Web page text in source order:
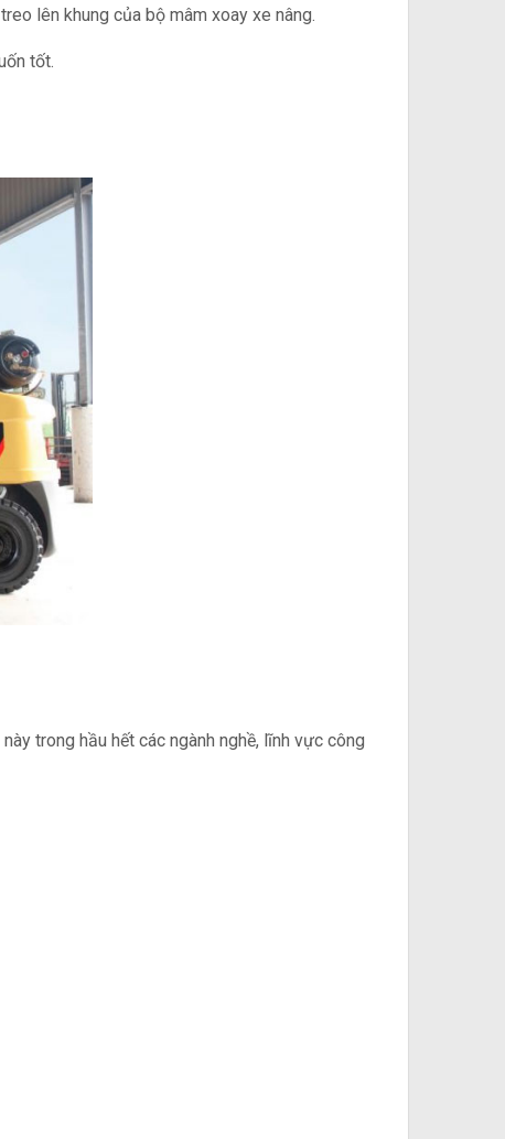
lên khung của bộ mâm xoay xe nâng.
tốt.
trong hầu hết các ngành nghề, lĩnh vực công